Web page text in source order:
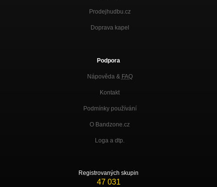
Prodejhudbu.cz
Doprava kapel
Podpora
Nápověda & FAQ
Kontakt
Podmínky používání
O Bandzone.cz
Loga a dtp.
Registrovaných skupin
47 031